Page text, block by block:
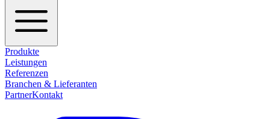
Produkte
Leistungen
Referenzen
Branchen & Lieferanten
PartnerKontakt